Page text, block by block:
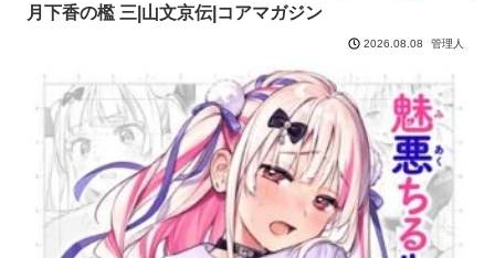
月下香の檻 三|山文京伝|コアマガジン
2026.08.08 管理人